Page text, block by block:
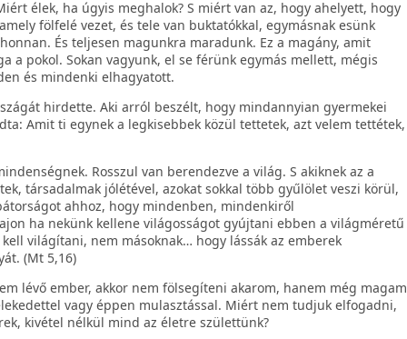
élek, ha úgyis meghalok? S miért van az, hogy ahelyett, hogy
fölfelé vezet, és tele van buktatókkal, egymásnak esünk
És teljesen magunkra maradunk. Ez a magány, amit
a pokol. Sokan vagyunk, el se férünk egymás mellett, mégis
és mindenki elhagyatott.
hirdette. Aki arról beszélt, hogy mindannyian gyermekei
Amit ti egynek a legkisebbek közül tettetek, azt velem tettétek,
Rosszul van berendezve a világ. S akiknek az a
társadalmak jólétével, azokat sokkal több gyűlölet veszi körül,
ahhoz, hogy mindenben, mindenkiről
ha nekünk kellene világosságot gyújtani ebben a világméretű
világítani, nem másoknak… hogy lássák az emberek
(Mt 5,16)
lévő ember, akkor nem fölsegíteni akarom, hanem még magam
vagy éppen mulasztással. Miért nem tudjuk elfogadni,
kivétel nélkül mind az életre születtünk?